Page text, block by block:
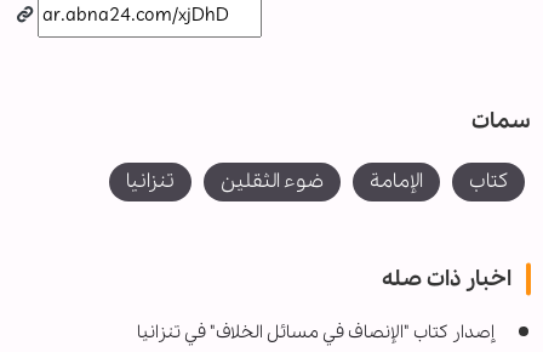
سمات
كتاب الإمامة ضوء الثقلين تنزانیا
اخبار ذات صله
إصدار كتاب "الإنصاف في مسائل الخلاف" في تنزانيا